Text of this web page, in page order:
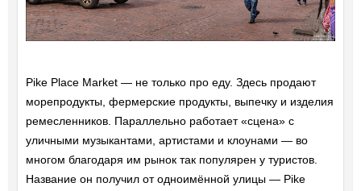
Pike Place Market — не только про еду. Здесь продают
морепродукты, фермерские продукты, выпечку и изделия
ремесленников. Параллельно работает «сцена» с
уличными музыкантами, артистами и клоунами — во
многом благодаря им рынок так популярен у туристов.
Название он получил от одноимённой улицы — Pike